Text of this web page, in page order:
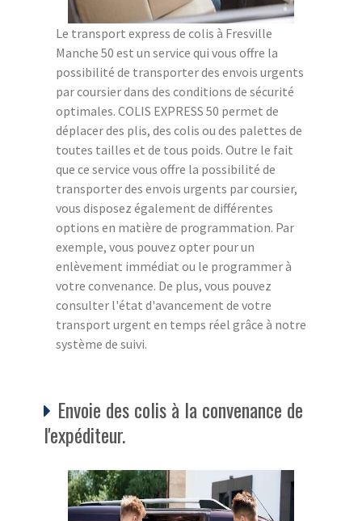
Le transport express de colis à Fresville
Manche 50 est un service qui vous offre la
possibilité de transporter des envois urgents
par coursier dans des conditions de sécurité
optimales. COLIS EXPRESS 50 permet de
déplacer des plis, des colis ou des palettes de
toutes tailles et de tous poids. Outre le fait
que ce service vous offre la possibilité de
transporter des envois urgents par coursier,
vous disposez également de différentes
options en matière de programmation. Par
exemple, vous pouvez opter pour un
enlèvement immédiat ou le programmer à
votre convenance. De plus, vous pouvez
consulter l'état d'avancement de votre
transport urgent en temps réel grâce à notre
système de suivi.
Envoie des colis à la convenance de
l'expéditeur.